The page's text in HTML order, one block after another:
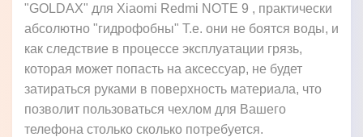
"GOLDAX" для Xiaomi Redmi NOTE 9 , практически
абсолютно "гидрофобны" Т.е. они не боятся воды, и
как следствие в процессе эксплуатации грязь,
которая может попасть на аксессуар, не будет
затираться руками в поверхность материала, что
позволит пользоваться чехлом для Вашего
телефона столько сколько потребуется.